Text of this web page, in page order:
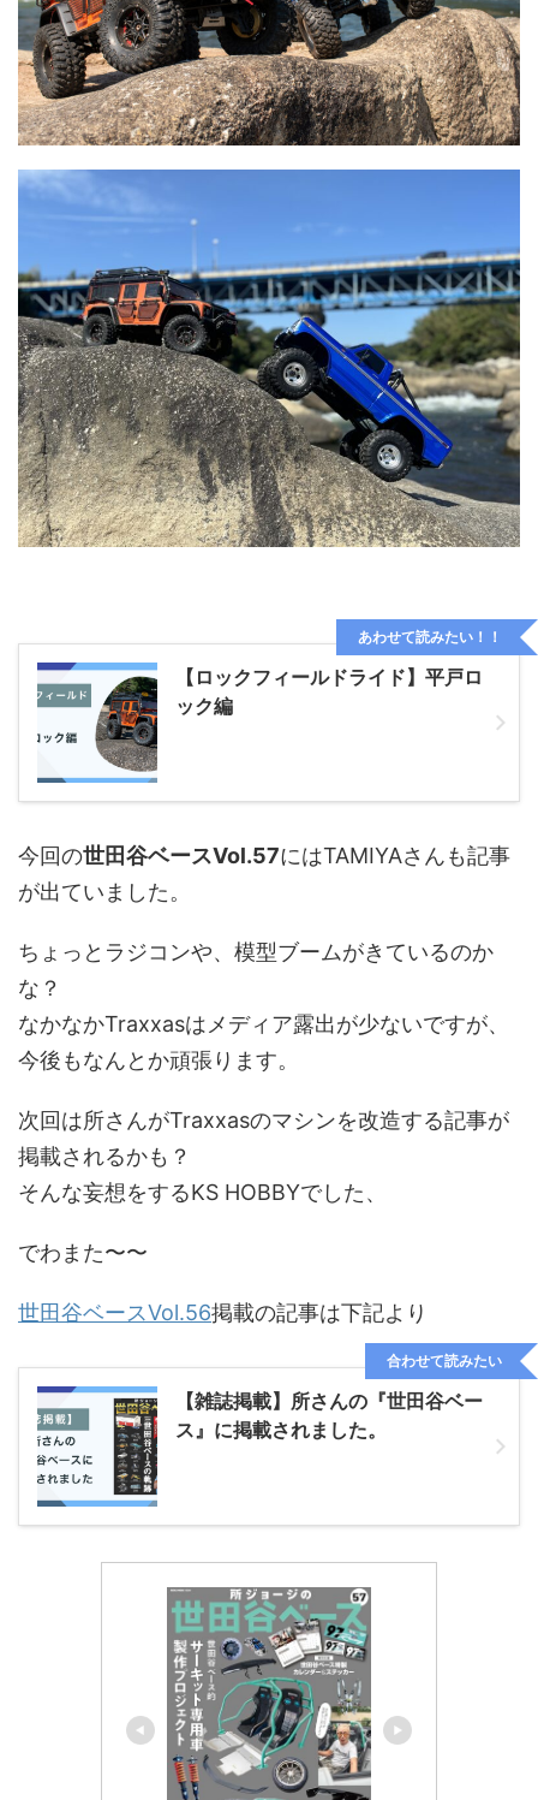
【ロックフィールドライド】平戸ロ
ック編
あわせて読みたい！！
今回の世田谷ベースVol.57にはTAMIYAさんも記事
が出ていました。
ちょっとラジコンや、模型ブームがきているのか
な？
なかなかTraxxasはメディア露出が少ないですが、
今後もなんとか頑張ります。
次回は所さんがTraxxasのマシンを改造する記事が
掲載されるかも？
そんな妄想をするKS HOBBYでした、
でわまた〜〜
世田谷ベースVol.56掲載の記事は下記より
【雑誌掲載】所さんの『世田谷ベー
ス』に掲載されました。
合わせて読みたい